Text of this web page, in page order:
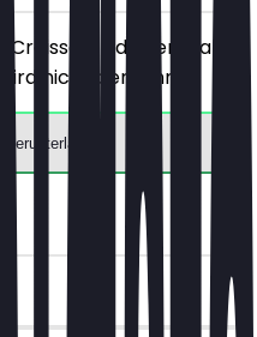
deiner Wahl,
nicht berechnet.